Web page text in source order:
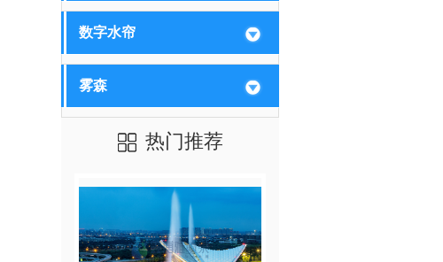
数字水帘
雾森
热门推荐